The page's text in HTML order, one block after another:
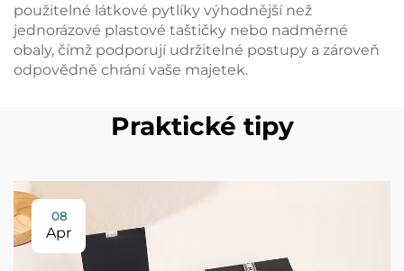
použitelné látkové pytlíky výhodnější než
jednorázové plastové taštičky nebo nadměrné
obaly, čímž podporují udržitelné postupy a zároveň
odpovědně chrání vaše majetek.
Praktické tipy
08
Apr